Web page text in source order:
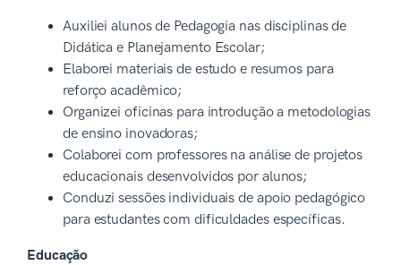
Auxiliei alunos de Pedagogia nas disciplinas de
Didática e Planejamento Escolar;
Elaborei materiais de estudo e resumos para
reforço acadêmico;
Organizei oficinas para introdução a metodologias
de ensino inovadoras;
Colaborei com professores na análise de projetos
educacionais desenvolvidos por alunos;
Conduzi sessões individuais de apoio pedagógico
para estudantes com dificuldades específicas.
Educação